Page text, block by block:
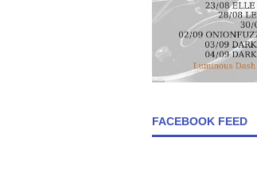
FACEBOOK FEED